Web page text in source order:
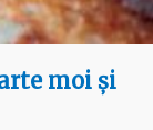
moi și